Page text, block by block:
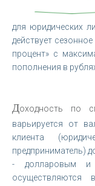
для юридических
действует
процент» с
пополнения в
Доходность по
варьируется от
клиента
предприниматель)
- долларовым и